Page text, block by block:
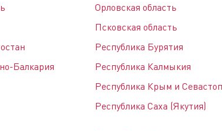
Производственный
Орловская область
Псковская область
Республика Бурятия
Балкария
Республика Калмыкия
Республика Крым и
Республика Саха (Якутия)
23, корп.1, оф.314
(913) 028-78-88